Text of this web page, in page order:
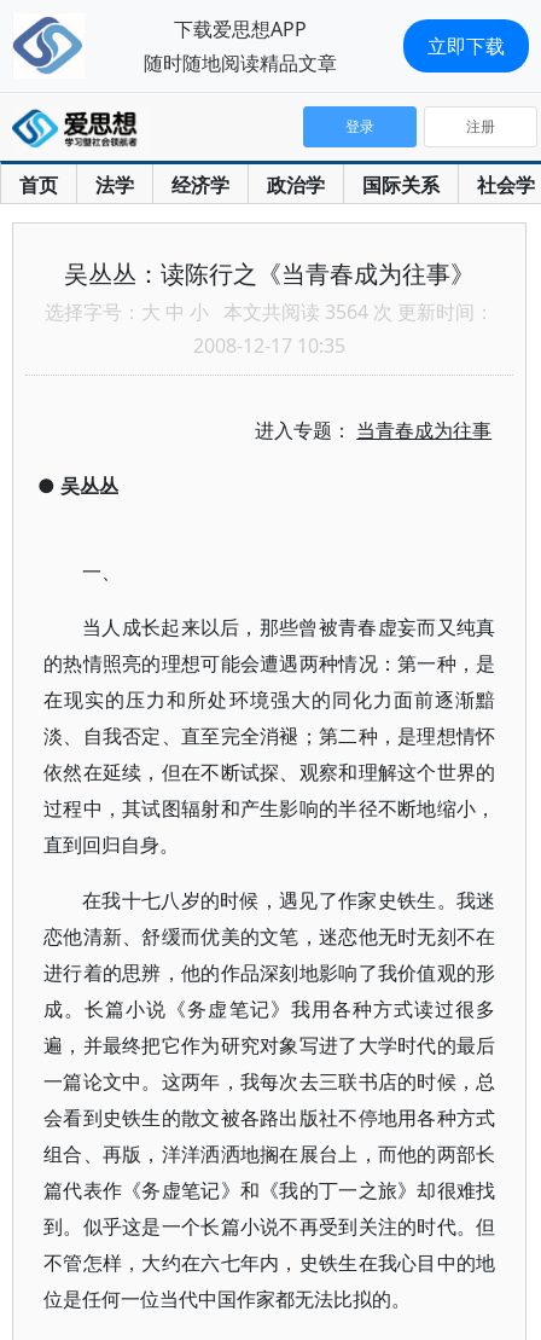
首页 法学 经济学 政治学 国际关系 社会学
登录 注册
吴丛丛：读陈行之《当青春成为往事》
选择字号： 大 中 小 本文共阅读 3564 次 更新时间：
2008-12-17 10:35
进入专题： 当青春成为往事
● 吴丛丛
一、
当人成长起来以后，那些曾被青春虚妄而又纯真
的热情照亮的理想可能会遭遇两种情况：第一种，是
在现实的压力和所处环境强大的同化力面前逐渐黯
淡、自我否定、直至完全消褪；第二种，是理想情怀
依然在延续，但在不断试探、观察和理解这个世界的
过程中，其试图辐射和产生影响的半径不断地缩小，
直到回归自身。
在我十七八岁的时候，遇见了作家史铁生。我迷
恋他清新、舒缓而优美的文笔，迷恋他无时无刻不在
进行着的思辨，他的作品深刻地影响了我价值观的形
成。长篇小说《务虚笔记》我用各种方式读过很多
遍，并最终把它作为研究对象写进了大学时代的最后
一篇论文中。这两年，我每次去三联书店的时候，总
会看到史铁生的散文被各路出版社不停地用各种方式
组合、再版，洋洋洒洒地搁在展台上，而他的两部长
篇代表作《务虚笔记》和《我的丁一之旅》却很难找
到。似乎这是一个长篇小说不再受到关注的时代。但
不管怎样，大约在六七年内，史铁生在我心目中的地
位是任何一位当代中国作家都无法比拟的。
下载爱思想APP
随时随地阅读精品文章
立即下载